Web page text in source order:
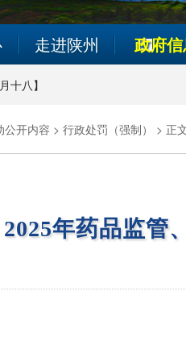
走进陕州 政府
十八】
公开内容 > 行政处罚（强制） > 正
2025年药品监管